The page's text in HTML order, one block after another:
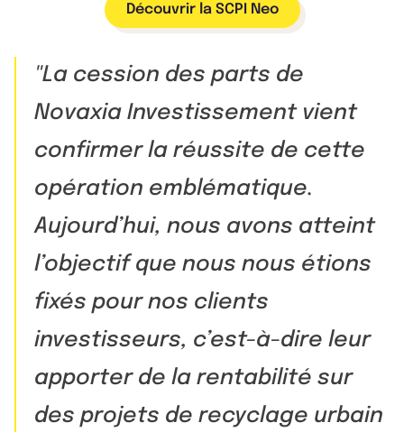
Découvrir la SCPI Neo
La cession des parts de
Novaxia Investissement vient
confirmer la réussite de cette
opération emblématique.
Aujourd’hui, nous avons atteint
l’objectif que nous nous étions
fixés pour nos clients
investisseurs, c’est-à-dire leur
apporter de la rentabilité sur
des projets de recyclage urbain